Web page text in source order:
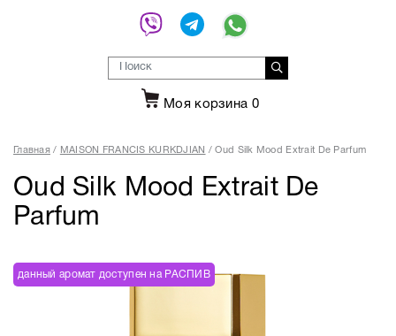
Моя корзина 0
Главная MAISON FRANCIS KURKDJIAN Oud Silk Mood Extrait De Parfum
Oud Silk Mood Extrait De
Parfum
данный аромат доступен на РАСПИВ